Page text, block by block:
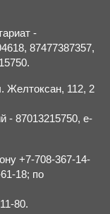
-
87477387357,
Желтоксан, 112, 2
- 87013215750, e-
+7-708-367-14-
18; по
80.